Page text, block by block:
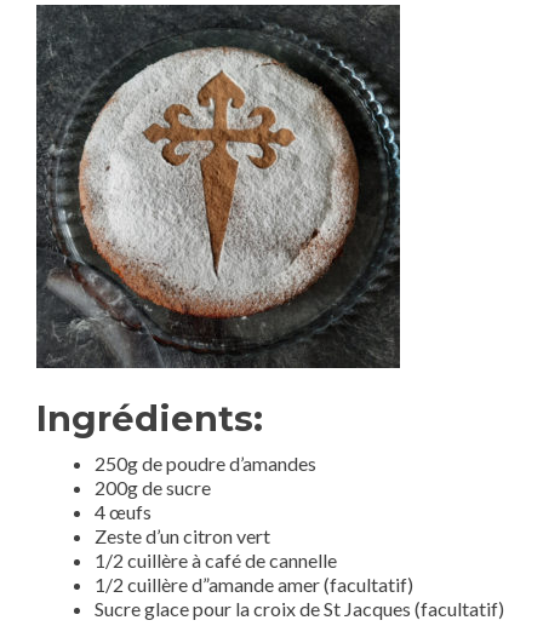
Ingrédients:
250g de poudre d’amandes
200g de sucre
4 œufs
Zeste d’un citron vert
1/2 cuillère à café de cannelle
1/2 cuillère d”amande amer (facultatif)
Sucre glace pour la croix de St Jacques (facultatif)